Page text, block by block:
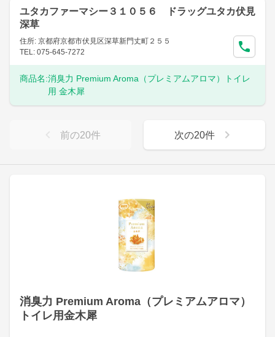
消臭力 Premium Aroma（プレミアムアロマ）
トイレ用金木犀
ユタカファーマシー３１０５６ ドラッグユタカ伏見
深草
住所: 京都府京都市伏見区深草新門丈町２５５
TEL: 075-645-7272
商品名:消臭力 Premium Aroma（プレミアムアロマ）トイレ
用 金木犀
前の20件 次の20件